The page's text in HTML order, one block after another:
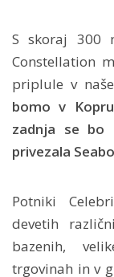
S skoraj 300
Constellation
priplule v
bomo v
zadnja se bo
privezala
Potniki
devetih
bazenih,
trgovinah in v